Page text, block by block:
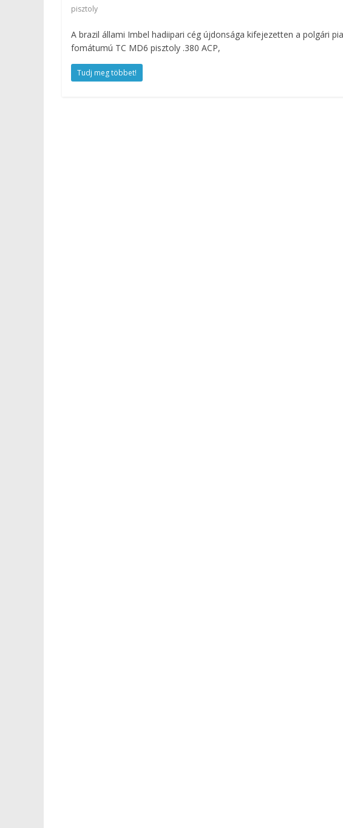
pisztoly
A brazil állami Imbel hadiipari cég újdonsága kifejezetten a polgári
fomátumú TC MD6 pisztoly .380 ACP,
Tudj meg többet!